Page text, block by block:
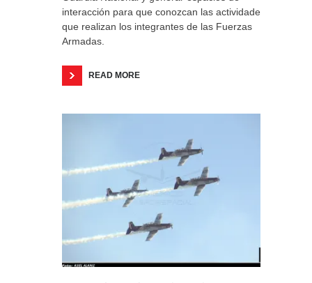
interacción para que conozcan las actividades
que realizan los integrantes de las Fuerzas
Armadas.
READ MORE